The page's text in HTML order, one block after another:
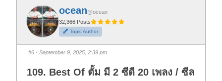
f
o
r
t
h
u
m
d
o
n
.
o
t
h
u
m
u
p
ocean@ocean
32,366 Posts
Topic Author
#6 · September 9, 2025, 2:39 pm
109. Best Of ตั้ม มี 2 ซีดี 20 เพลง / ซีล